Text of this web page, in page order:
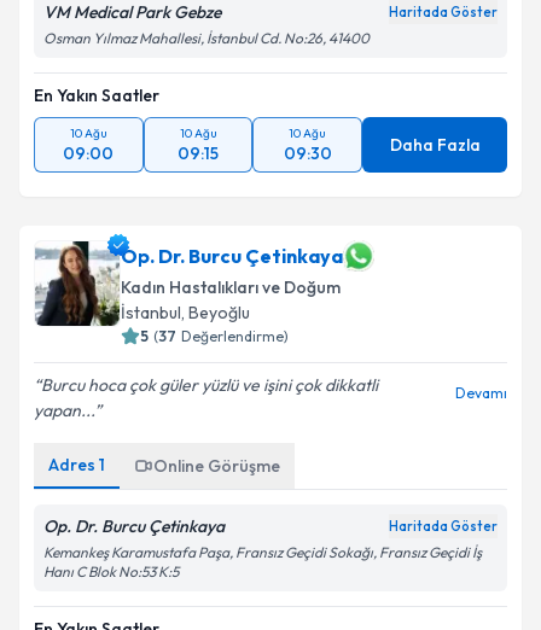
VM Medical Park Gebze Haritada Göster
Osman Yılmaz Mahallesi, İstanbul Cd. No:26, 41400
En Yakın Saatler
10 Ağu
09:00
10 Ağu
09:15
10 Ağu
09:30 Daha Fazla
Op. Dr. Burcu Çetinkaya
Kadın Hastalıkları ve Doğum
İstanbul, Beyoğlu
5 (37 Değerlendirme)
Burcu hoca çok güler yüzlü ve işini çok dikkatli
yapan...
Devamı
Adres 1 Online Görüşme
Op. Dr. Burcu Çetinkaya Haritada Göster
Kemankeş Karamustafa Paşa, Fransız Geçidi Sokağı, Fransız Geçidi İş
Hanı C Blok No:53 K:5